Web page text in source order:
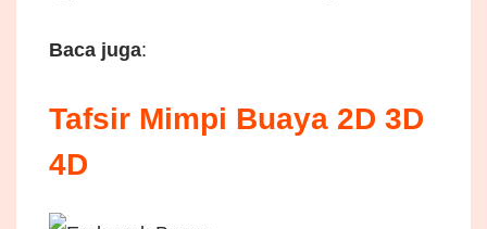
Baca juga:
Tafsir Mimpi Buaya 2D 3D
4D